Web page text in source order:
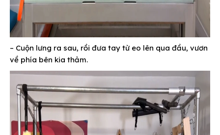
– Cuộn lưng ra sau, rồi đưa tay từ eo lên qua đầu, vươn
về phía bên kia thảm.